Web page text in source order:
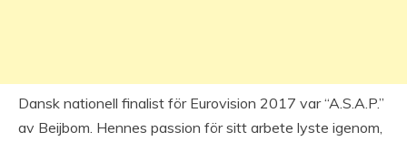
Dansk nationell finalist för Eurovision 2017 var “A.S.A.P.”
av Beijbom. Hennes passion för sitt arbete lyste igenom,